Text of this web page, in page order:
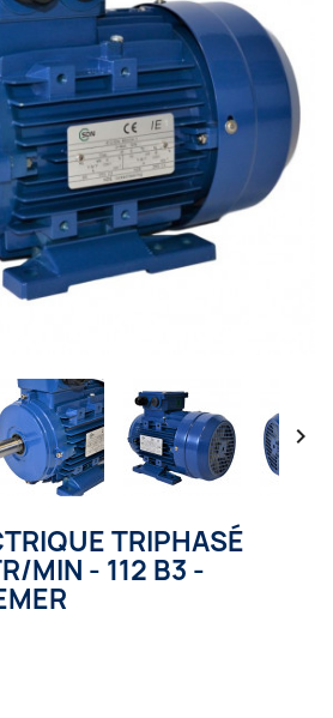

TRIPHASÉ
MIN - 112 B3 -